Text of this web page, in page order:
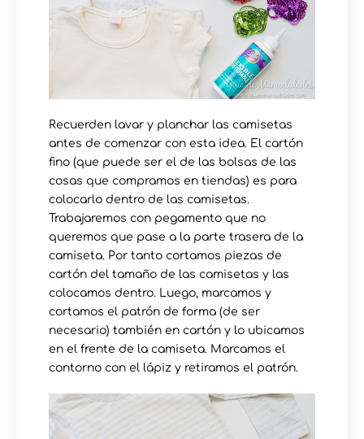
Recuerden lavar y planchar las camisetas
antes de comenzar con esta idea. El cartón
fino (que puede ser el de las bolsas de las
cosas que compramos en tiendas) es para
colocarlo dentro de las camisetas.
Trabajaremos con pegamento que no
queremos que pase a la parte trasera de la
camiseta. Por tanto cortamos piezas de
cartón del tamaño de las camisetas y las
colocamos dentro. Luego, marcamos y
cortamos el patrón de forma (de ser
necesario) también en cartón y lo ubicamos
en el frente de la camiseta. Marcamos el
contorno con el lápiz y retiramos el patrón.